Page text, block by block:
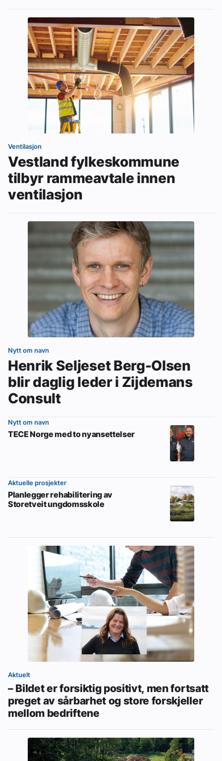
Ventilasjon
Vestland fylkeskommune
tilbyr rammeavtale innen
ventilasjon
Nytt om navn
Henrik Seljeset Berg-Olsen
blir daglig leder i Zijdemans
Consult
Nytt om navn
TECE Norge med to nyansettelser
Aktuelle prosjekter
Planlegger rehabilitering av
Storetveit ungdomsskole
Aktuelt
– Bildet er forsiktig positivt, men fortsatt
preget av sårbarhet og store forskjeller
mellom bedriftene